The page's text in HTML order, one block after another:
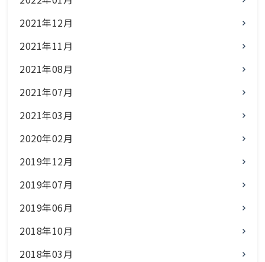
2021年12月
2021年11月
2021年08月
2021年07月
2021年03月
2020年02月
2019年12月
2019年07月
2019年06月
2018年10月
2018年03月